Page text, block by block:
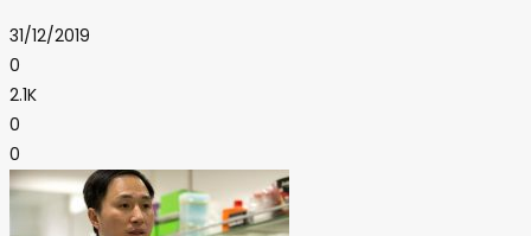
31/12/2019
0
2.1K
0
0